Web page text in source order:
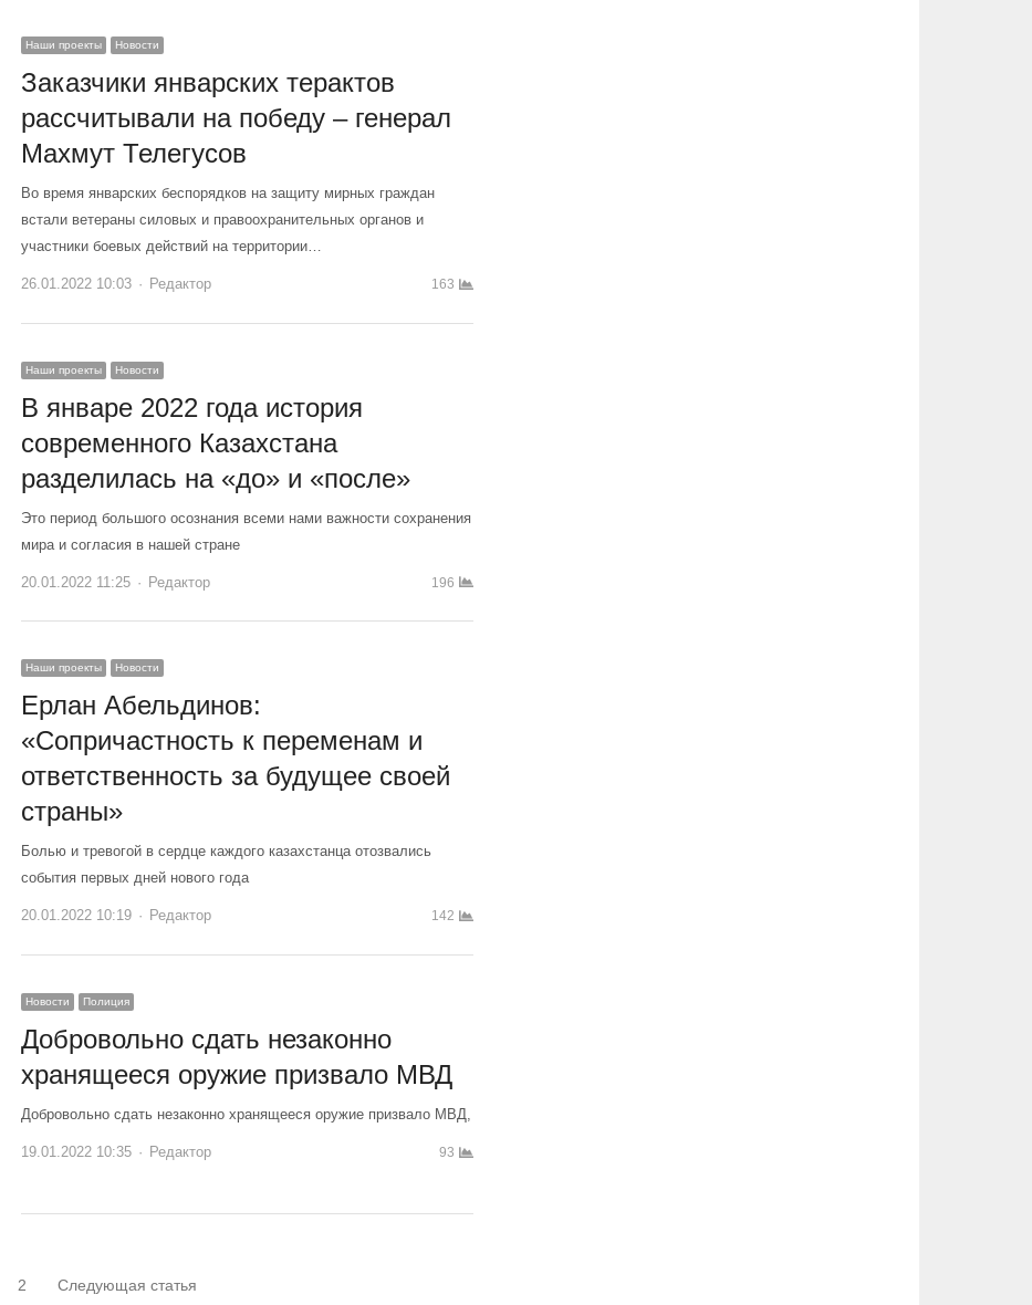
Наши проекты Новости
Заказчики январских терактов
рассчитывали на победу – генерал
Махмут Телегусов
Во время январских беспорядков на защиту мирных граждан
встали ветераны силовых и правоохранительных органов и
участники боевых действий на территории…
26.01.2022 10:03 Author
Редактор 163
Наши проекты Новости
В январе 2022 года история
современного Казахстана
разделилась на «до» и «после»
Это период большого осознания всеми нами важности сохранения
мира и согласия в нашей стране
20.01.2022 11:25 Author
Редактор 196
Наши проекты Новости
Ерлан Абельдинов:
«Сопричастность к переменам и
ответственность за будущее своей
страны»
Болью и тревогой в сердце каждого казахстанца отозвались
события первых дней нового года
20.01.2022 10:19 Author
Редактор 142
Новости Полиция
Добровольно сдать незаконно
хранящееся оружие призвало МВД
Добровольно сдать незаконно хранящееся оружие призвало МВД,
19.01.2022 10:35 Author
Редактор 93
СтраницаСтраница
2 Следующая статья